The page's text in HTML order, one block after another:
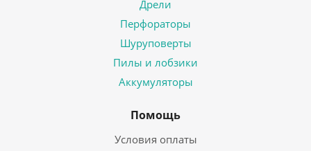
Дрели
Перфораторы
Шуруповерты
Пилы и лобзики
Аккумуляторы
Помощь
Условия оплаты